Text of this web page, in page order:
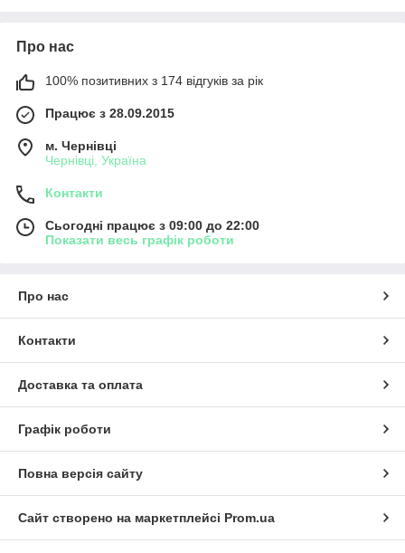
Про нас
100% позитивних з 174 відгуків за рік
Працює з 28.09.2015
м. Чернівці
Чернівці, Україна
Контакти
Сьогодні працює з 09:00 до 22:00
Показати весь графік роботи
Про нас
Контакти
Доставка та оплата
Графік роботи
Повна версія сайту
Сайт створено на маркетплейсі Prom.ua